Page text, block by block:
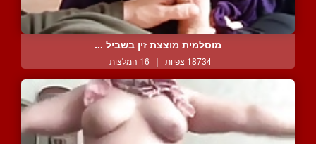
מוסלמית מוצצת זין בשביל ...
18734 צפיות | 16 המלצות